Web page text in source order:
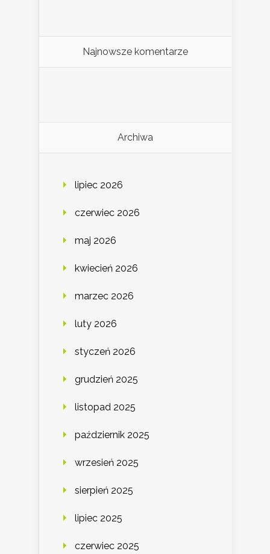
Najnowsze komentarze
Archiwa
lipiec 2026
czerwiec 2026
maj 2026
kwiecień 2026
marzec 2026
luty 2026
styczeń 2026
grudzień 2025
listopad 2025
październik 2025
wrzesień 2025
sierpień 2025
lipiec 2025
czerwiec 2025